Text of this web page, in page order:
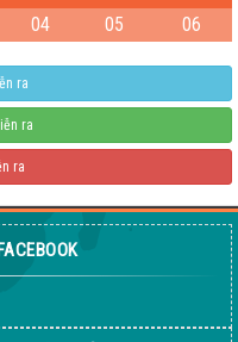
04 05 06
ra
ra
ra